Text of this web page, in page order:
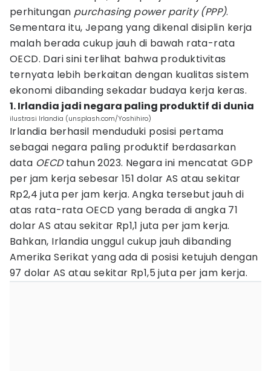
perhitungan purchasing power parity (PPP).
Sementara itu, Jepang yang dikenal disiplin kerja
malah berada cukup jauh di bawah rata-rata
OECD. Dari sini terlihat bahwa produktivitas
ternyata lebih berkaitan dengan kualitas sistem
ekonomi dibanding sekadar budaya kerja keras.
1. Irlandia jadi negara paling produktif di dunia
ilustrasi Irlandia (unsplash.com/Yoshihiro)
Irlandia berhasil menduduki posisi pertama
sebagai negara paling produktif berdasarkan
data OECDtahun 2023. Negara ini mencatat GDP
per jam kerja sebesar 151 dolar AS atau sekitar
Rp2,4 juta per jam kerja. Angka tersebut jauh di
atas rata-rata OECD yang berada di angka 71
dolar AS atau sekitar Rp1,1 juta per jam kerja.
Bahkan, Irlandia unggul cukup jauh dibanding
Amerika Serikat yang ada di posisi ketujuh dengan
97 dolar AS atau sekitar Rp1,5 juta per jam kerja.